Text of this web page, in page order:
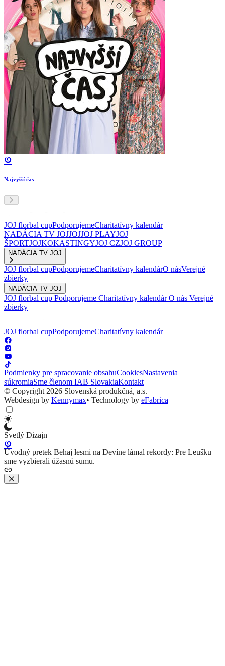
Najvyšší čas
JOJ florbal cupPodporujemeCharitatívny kalendár
NADÁCIA TV JOJJOJJOJ PLAYJOJ
ŠPORTJOJKOKASTINGYJOJ CZJOJ GROUP
NADÁCIA TV JOJ
JOJ florbal cupPodporujemeCharitatívny kalendárO násVerejné
zbierky
NADÁCIA TV JOJ
JOJ florbal cup Podporujeme Charitatívny kalendárO nás Verejné
zbierky
JOJ florbal cupPodporujemeCharitatívny kalendár
Podmienky pre spracovanie obsahuCookiesNastavenia
súkromiaSme členom IAB SlovakiaKontakt
© Copyright 2026 Slovenská produkčná, a.s.
Webdesign by Kennymax• Technology by eFabrica
Svetlý Dizajn
Úvodný pretek Behaj lesmi na Devíne lámal rekordy: Pre Leušku
sme vyzbierali úžasnú sumu.